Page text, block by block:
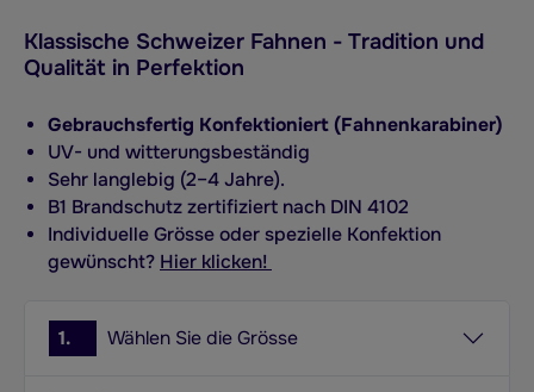
Klassische Schweizer Fahnen - Tradition und
Qualität in Perfektion
Gebrauchsfertig Konfektioniert (Fahnenkarabiner)
UV- und witterungsbeständig
Sehr langlebig (2–4 Jahre).
B1 Brandschutz zertifiziert nach DIN 4102
Individuelle Grösse oder spezielle Konfektion
gewünscht? Hier klicken!
1. Wählen Sie die Grösse